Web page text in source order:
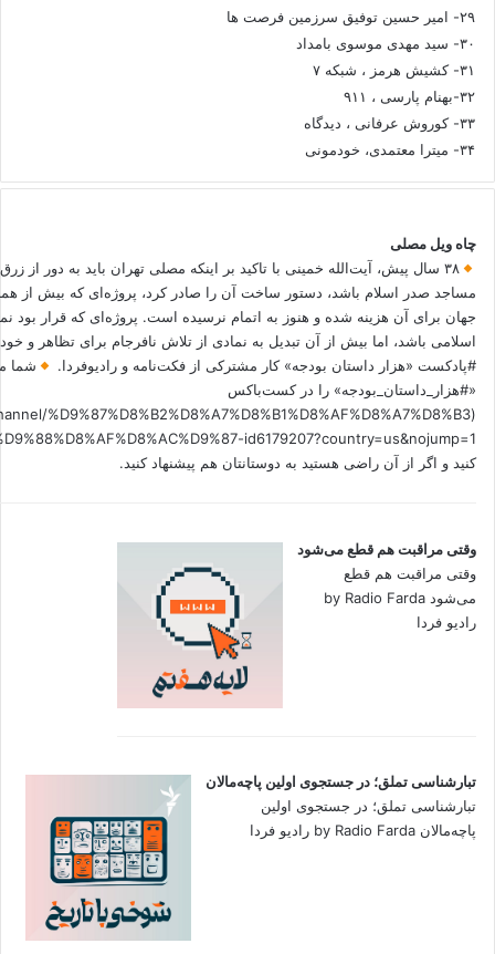
۲۹- امیر حسین توفیق سرزمین فرصت ها
۳۰- سید مهدی موسوی بامداد
۳۱- کشیش هرمز ، شبکه ۷
۳۲-بهنام پارسی ، ۹۱۱
۳۳- کوروش عرفانی ، دیدگاه
۳۴- میترا معتمدی، خودمونی
چاه ویل مصلی
۳۸ سال پیش، آیت‌الله خمینی با تاکید بر اینکه مصلی تهران باید به دور از
مساجد صدر اسلام باشد، دستور ساخت آن را صادر کرد، پروژه‌ای که بیش از
جهان برای آن هزینه شده و هنوز به اتمام نرسیده است. پروژه‌ای که قرار بود
اسلامی باشد، اما بیش از آن تبدیل به نمادی از تلاش نافرجام برای تظاهر و
#پادکست «هزار داستان بودجه» کار مشترکی از فکت‌نامه و رادیوفردا.
شما
«#هزار_داستان_بودجه» را در کست‌باکس
%D9%87%D8%B2%D8%A7%D8%B1%D8%AF%D8%A7%D8%B3
کنید و اگر از آن راضی هستید به دوستانتان هم پیشنهاد کنید.
وقتی مراقبت هم قطع می‌شود
وقتی مراقبت هم قطع
می‌شود by Radio Farda
رادیو فردا
تبارشناسی تملق؛ در جستجوی اولین‌ پاچه‌مالان
تبارشناسی تملق؛ در جستجوی اولین‌
پاچه‌مالان by Radio Farda رادیو فردا